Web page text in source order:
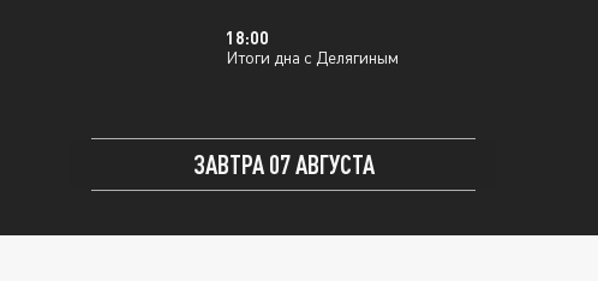
18:00
Итоги дна с Делягиным
ЗАВТРА 07 АВГУСТА
Мы в курсе